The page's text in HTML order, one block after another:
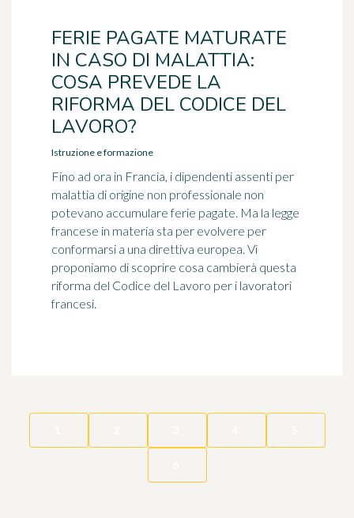
FERIE PAGATE MATURATE
IN CASO DI MALATTIA:
COSA PREVEDE LA
RIFORMA DEL CODICE DEL
LAVORO?
Istruzione e formazione
Fino ad ora in Francia, i dipendenti assenti per
malattia di origine non professionale non
potevano accumulare ferie pagate. Ma la legge
francese in materia sta per evolvere per
conformarsi a una direttiva europea. Vi
proponiamo di scoprire cosa cambierà questa
riforma del Codice del Lavoro per i lavoratori
francesi.